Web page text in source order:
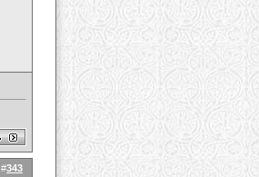
#343